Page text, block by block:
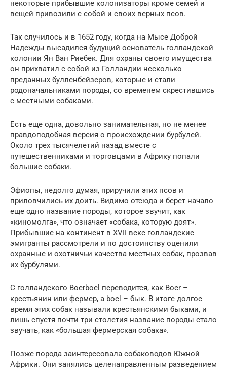
некоторые прибывшие колонизаторы кроме семей и
вещей привозили с собой и своих верных псов.
Так случилось и в 1652 году, когда на Мысе Доброй
Надежды высадился будущий основатель голландской
колонии Ян Ван Риебек. Для охраны своего имущества
он прихватил с собой из Голландии несколько
преданных булленбейзеров, которые и стали
родоначальниками породы, со временем скрестившись
с местными собаками.
Есть еще одна, довольно занимательная, но не менее
правдоподобная версия о происхождении бурбулей.
Около трех тысячелетий назад вместе с
путешественниками и торговцами в Африку попали
большие собаки.
Эфиопы, недолго думая, приручили этих псов и
приловчились их доить. Видимо отсюда и берет начало
еще одно название породы, которое звучит, как
«киномолга», что означает «собака, которую доят».
Прибывшие на континент в XVII веке голландские
эмигранты рассмотрели и по достоинству оценили
охранные и охотничьи качества местных собак, прозвав
их бурбулями.
С голландского Boerboel переводится, как Boer –
крестьянин или фермер, а boel – бык. В итоге долгое
время этих собак называли крестьянскими быками, и
лишь спустя почти три столетия название породы стало
звучать, как «большая фермерская собака».
Позже порода заинтересовала собаководов Южной
Африки. Они занялись целенаправленным разведением